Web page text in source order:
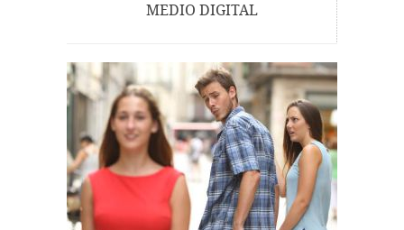
MEDIO DIGITAL